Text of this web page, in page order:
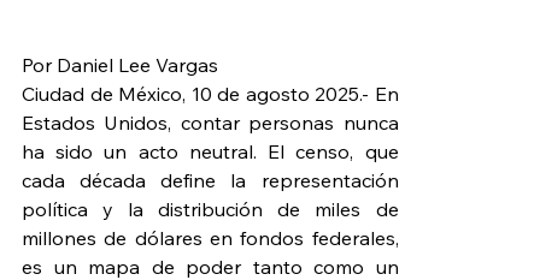
Por Daniel Lee Vargas
Ciudad de México, 10 de agosto 2025.- En
Estados Unidos, contar personas nunca
ha sido un acto neutral. El censo, que
cada década define la representación
política y la distribución de miles de
millones de dólares en fondos federales,
es un mapa de poder tanto como un